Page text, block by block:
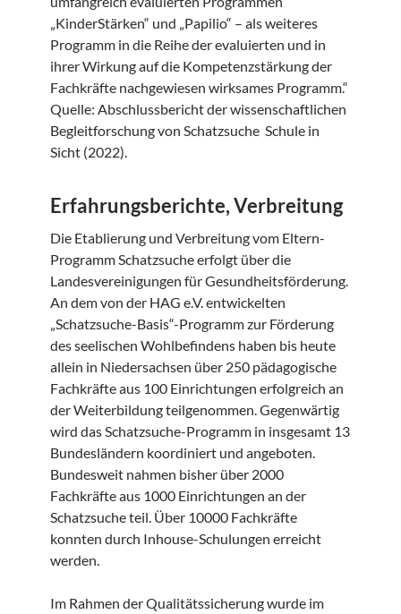
„KinderStärken“ und „Papilio“ – als weiteres
Programm in die Reihe der evaluierten und in
ihrer Wirkung auf die Kompetenzstärkung der
Fachkräfte nachgewiesen wirksames Programm.“
Quelle: Abschlussbericht der wissenschaftlichen
Begleitforschung von Schatzsuche Schule in
Sicht (2022).
Erfahrungsberichte, Verbreitung
Die Etablierung und Verbreitung vom Eltern-
Programm Schatzsuche erfolgt über die
Landesvereinigungen für Gesundheitsförderung.
An dem von der HAG e.V. entwickelten
„Schatzsuche-Basis“-Programm zur Förderung
des seelischen Wohlbefindens haben bis heute
allein in Niedersachsen über 250 pädagogische
Fachkräfte aus 100 Einrichtungen erfolgreich an
der Weiterbildung teilgenommen. Gegenwärtig
wird das Schatzsuche-Programm in insgesamt 13
Bundesländern koordiniert und angeboten.
Bundesweit nahmen bisher über 2000
Fachkräfte aus 1000 Einrichtungen an der
Schatzsuche teil. Über 10000 Fachkräfte
konnten durch Inhouse-Schulungen erreicht
werden.
Im Rahmen der Qualitätssicherung wurde im